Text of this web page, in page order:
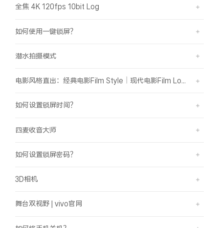
全焦 4K 120fps 10bit Log
如何使用一键锁屏？
潜水拍摄模式
如何设置锁屏时间？
四麦收音大师
如何设置锁屏密码？
3D相机
舞台双视野 | vivo官网